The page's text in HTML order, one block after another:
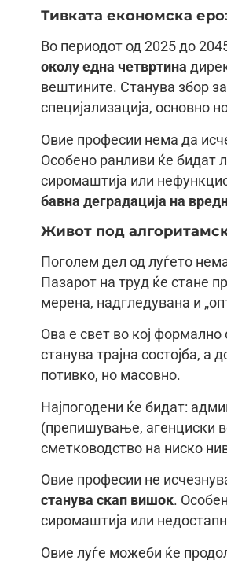
Тивката економска
Во периодот од 2025 до
околу една четвртина
вештините. Станува збор
специјализација, основно
Овие професии нема да
Особено ранливи ќе бидат
сиромаштија или
бавна деградација на
Живот под
Поголем дел од луѓето
Пазарот на труд ќе стане
мерена, надгледувана и
Ова е свет во кој
станува трајна состојба,
потивко, но масовно.
Најпогодени ќе бидат:
(препишување, агенциски
сметководство на ниско
Овие професии не
станува скап вишок.
сиромаштија или
Овие луѓе можеби ќе